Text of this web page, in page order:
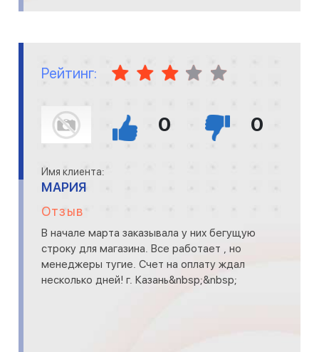
Рейтинг:
0 0
Имя клиента:
МАРИЯ
Отзыв
В начале марта заказывала у них бегущую
строку для магазина. Все работает , но
менеджеры тугие. Счет на оплату ждал
несколько дней! г. Казань&nbsp;&nbsp;